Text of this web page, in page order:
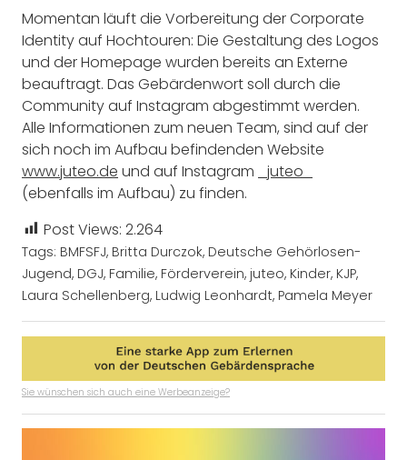
Momentan läuft die Vorbereitung der Corporate
Identity auf Hochtouren: Die Gestaltung des Logos
und der Homepage wurden bereits an Externe
beauftragt. Das Gebärdenwort soll durch die
Community auf Instagram abgestimmt werden.
Alle Informationen zum neuen Team, sind auf der
sich noch im Aufbau befindenden Website
www.juteo.de und auf Instagram
_juteo_
(ebenfalls im Aufbau) zu finden.
Post Views: 2.264
Tags: BMFSFJ, Britta Durczok, Deutsche Gehörlosen-
Jugend, DGJ, Familie, Förderverein, juteo, Kinder, KJP,
Laura Schellenberg, Ludwig Leonhardt, Pamela Meyer
Sie wünschen sich auch eine Werbeanzeige?